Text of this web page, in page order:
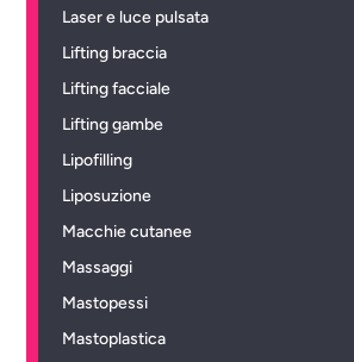
Laser e luce pulsata
Lifting braccia
Lifting facciale
Lifting gambe
Lipofilling
Liposuzione
Macchie cutanee
Massaggi
Mastopessi
Mastoplastica